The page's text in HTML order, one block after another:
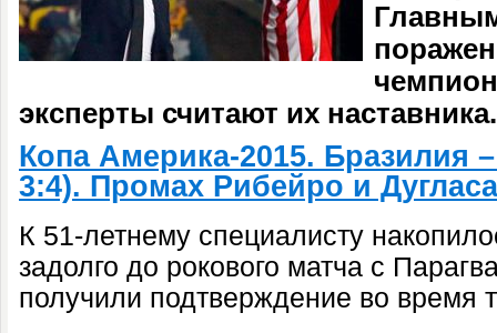
эксперты считают их наставника.
Копа Америка-2015. Бразилия
3:4). Промах Рибейро и
К 51-летнему специалисту
задолго до рокового матча с
получили подтверждение во время